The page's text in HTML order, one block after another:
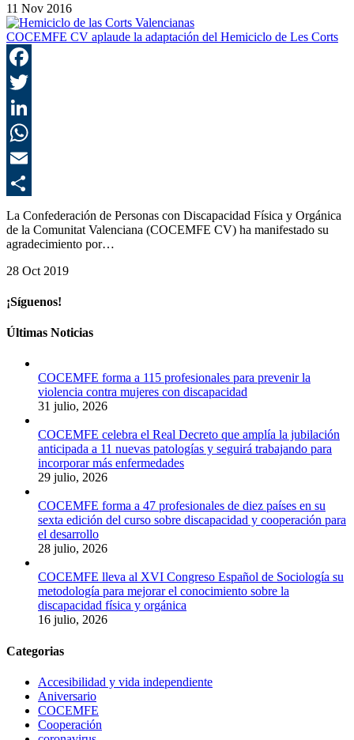
11 Nov 2016
COCEMFE CV aplaude la adaptación del Hemiciclo de Les Corts
La Confederación de Personas con Discapacidad Física y Orgánica
de la Comunitat Valenciana (COCEMFE CV) ha manifestado su
agradecimiento por…
28 Oct 2019
¡Síguenos!
Últimas Noticias
COCEMFE forma a 115 profesionales para prevenir la
violencia contra mujeres con discapacidad
31 julio, 2026
COCEMFE celebra el Real Decreto que amplía la jubilación
anticipada a 11 nuevas patologías y seguirá trabajando para
incorporar más enfermedades
29 julio, 2026
COCEMFE forma a 47 profesionales de diez países en su
sexta edición del curso sobre discapacidad y cooperación para
el desarrollo
28 julio, 2026
COCEMFE lleva al XVI Congreso Español de Sociología su
metodología para mejorar el conocimiento sobre la
discapacidad física y orgánica
16 julio, 2026
Categorias
Accesibilidad y vida independiente
Aniversario
COCEMFE
Cooperación